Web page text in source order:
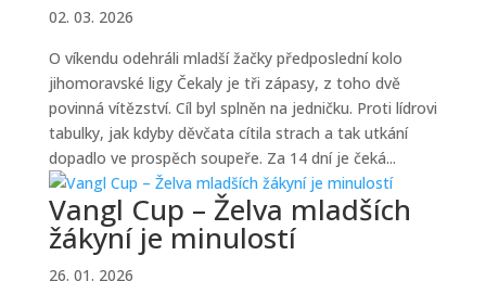
02. 03. 2026
O víkendu odehráli mladší žačky předposlední kolo
jihomoravské ligy Čekaly je tři zápasy, z toho dvě
povinná vítězství. Cíl byl splněn na jedničku. Proti lídrovi
tabulky, jak kdyby děvčata cítila strach a tak utkání
dopadlo ve prospěch soupeře. Za 14 dní je čeká...
Vangl Cup – Želva mladších
žákyní je minulostí
26. 01. 2026